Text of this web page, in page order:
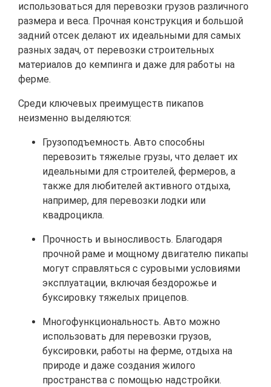
использоваться для перевозки грузов различного
размера и веса. Прочная конструкция и большой
задний отсек делают их идеальными для самых
разных задач, от перевозки строительных
материалов до кемпинга и даже для работы на
ферме.
Среди ключевых преимуществ пикапов
неизменно выделяются:
Грузоподъемность. Авто способны
перевозить тяжелые грузы, что делает их
идеальными для строителей, фермеров, а
также для любителей активного отдыха,
например, для перевозки лодки или
квадроцикла.
Прочность и выносливость. Благодаря
прочной раме и мощному двигателю пикапы
могут справляться с суровыми условиями
эксплуатации, включая бездорожье и
буксировку тяжелых прицепов.
Многофункциональность. Авто можно
использовать для перевозки грузов,
буксировки, работы на ферме, отдыха на
природе и даже создания жилого
пространства с помощью надстройки.